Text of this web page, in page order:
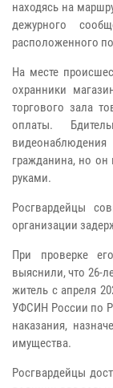
находясь на
дежурного
расположенного
На месте
охранники
торгового зала
оплаты.
гражданина, но он
руками.
Росгвардейцы
организации
При проверке
выяснили, что 26-
житель с апреля
УФСИН России по
наказания,
имущества.
Росгвардейцы